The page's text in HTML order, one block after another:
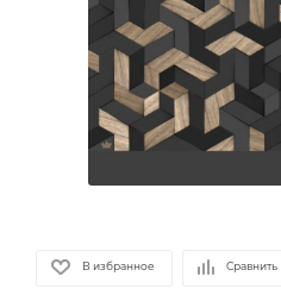
В избранное Сравнить